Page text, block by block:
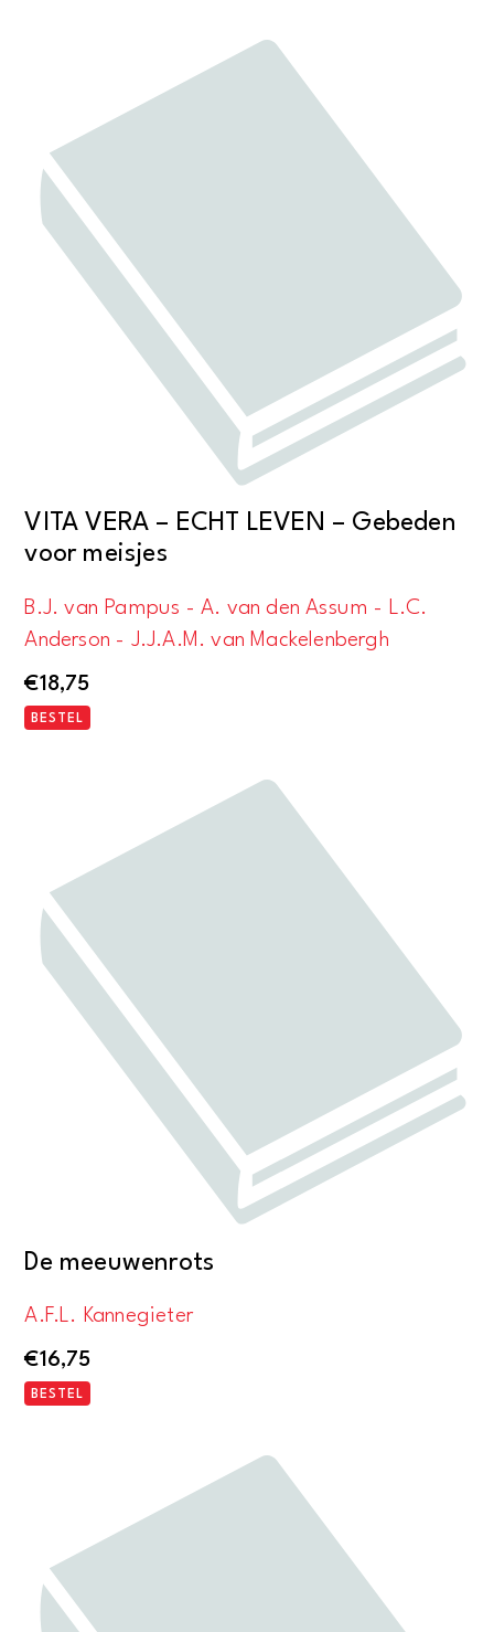
VITA VERA – ECHT LEVEN – Gebeden
voor meisjes
B.J. van Pampus - A. van den Assum - L.C.
Anderson - J.J.A.M. van Mackelenbergh
€18,75
BESTEL
De meeuwenrots
A.F.L. Kannegieter
€16,75
BESTEL